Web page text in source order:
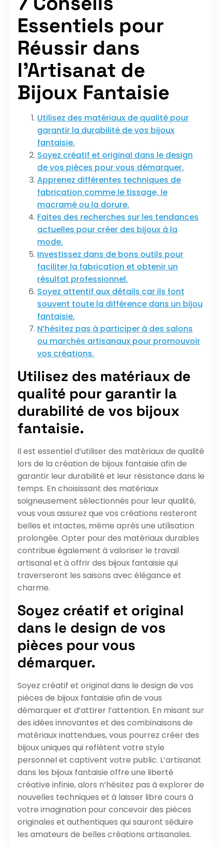
Essentiels pour
Réussir dans
l’Artisanat de
Bijoux Fantaisie
Utilisez des matériaux de qualité pour
garantir la durabilité de vos bijoux
fantaisie.
Soyez créatif et original dans le design
de vos pièces pour vous démarquer.
Apprenez différentes techniques de
fabrication comme le tissage, le
macramé ou la dorure.
Faites des recherches sur les tendances
actuelles pour créer des bijoux à la
mode.
Investissez dans de bons outils pour
faciliter la fabrication et obtenir un
résultat professionnel.
Soyez attentif aux détails car ils font
souvent toute la différence dans un bijou
fantaisie.
N’hésitez pas à participer à des salons
ou marchés artisanaux pour promouvoir
vos créations.
Utilisez des matériaux de
qualité pour garantir la
durabilité de vos bijoux
fantaisie.
Il est essentiel d’utiliser des matériaux de qualité
lors de la création de bijoux fantaisie afin de
garantir leur durabilité et leur résistance dans le
temps. En choisissant des matériaux
soigneusement sélectionnés pour leur qualité,
vous vous assurez que vos créations resteront
belles et intactes, même après une utilisation
prolongée. Opter pour des matériaux durables
contribue également à valoriser le travail
artisanal et à offrir des bijoux fantaisie qui
traverseront les saisons avec élégance et
charme.
Soyez créatif et original
dans le design de vos
pièces pour vous
démarquer.
Soyez créatif et original dans le design de vos
pièces de bijoux fantaisie afin de vous
démarquer et d’attirer l’attention. En misant sur
des idées innovantes et des combinaisons de
matériaux inattendues, vous pourrez créer des
bijoux uniques qui reflètent votre style
personnel et captivent votre public. L’artisanat
dans les bijoux fantaisie offre une liberté
créative infinie, alors n’hésitez pas à explorer de
nouvelles techniques et à laisser libre cours à
votre imagination pour concevoir des pièces
originales et authentiques qui sauront séduire
les amateurs de belles créations artisanales.